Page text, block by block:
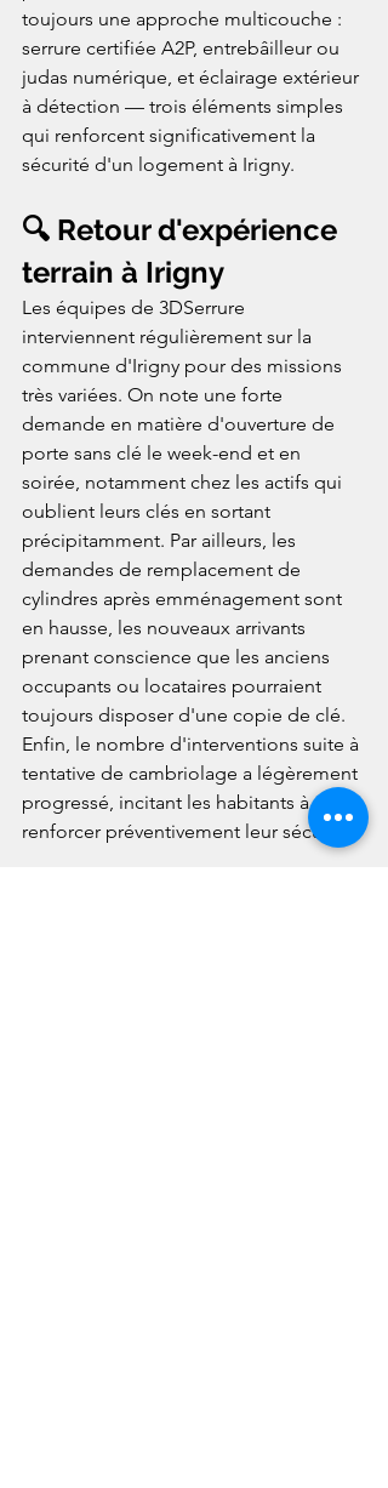
toujours une approche multicouche :
serrure certifiée A2P, entrebâilleur ou
judas numérique, et éclairage extérieur
à détection — trois éléments simples
qui renforcent significativement la
sécurité d'un logement à Irigny.
🔍 Retour d'expérience
terrain à Irigny
Les équipes de 3DSerrure
interviennent régulièrement sur la
commune d'Irigny pour des missions
très variées. On note une forte
demande en matière d'ouverture de
porte sans clé le week-end et en
soirée, notamment chez les actifs qui
oublient leurs clés en sortant
précipitamment. Par ailleurs, les
demandes de remplacement de
cylindres après emménagement sont
en hausse, les nouveaux arrivants
prenant conscience que les anciens
occupants ou locataires pourraient
toujours disposer d'une copie de clé.
Enfin, le nombre d'interventions suite à
tentative de cambriolage a légèrement
progressé, incitant les habitants à
renforcer préventivement leur sécurité.